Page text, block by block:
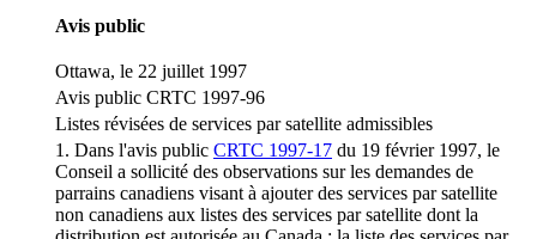
Avis public
Ottawa, le 22 juillet 1997
Avis public CRTC 1997-96
Listes révisées de services par satellite admissibles
1. Dans l'avis public CRTC 1997-17 du 19 février 1997, le
Conseil a sollicité des observations sur les demandes de
parrains canadiens visant à ajouter des services par satellite
non canadiens aux listes des services par satellite dont la